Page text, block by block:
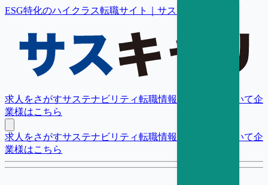
ESG特化のハイクラス転職サイト｜サスキャリ
求人をさがすサステナビリティ転職情報 転職支援について企
業様はこちら
求人をさがすサステナビリティ転職情報 転職支援について企
業様はこちら